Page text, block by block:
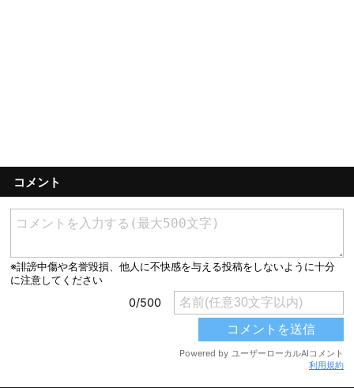
コメント
利用規約